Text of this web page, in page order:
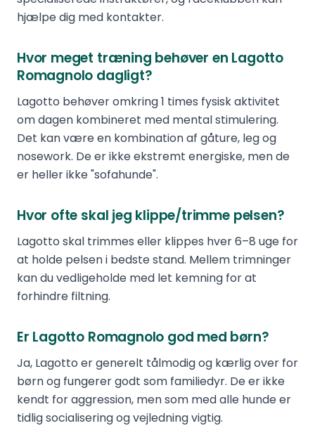
hjælpe dig med kontakter.
Hvor meget træning behøver en Lagotto
Romagnolo dagligt?
Lagotto behøver omkring 1 times fysisk aktivitet
om dagen kombineret med mental stimulering.
Det kan være en kombination af gåture, leg og
nosework. De er ikke ekstremt energiske, men de
er heller ikke "sofahunde".
Hvor ofte skal jeg klippe/trimme pelsen?
Lagotto skal trimmes eller klippes hver 6–8 uge for
at holde pelsen i bedste stand. Mellem trimninger
kan du vedligeholde med let kemning for at
forhindre filtning.
Er Lagotto Romagnolo god med børn?
Ja, Lagotto er generelt tålmodig og kærlig over for
børn og fungerer godt som familiedyr. De er ikke
kendt for aggression, men som med alle hunde er
tidlig socialisering og vejledning vigtig.